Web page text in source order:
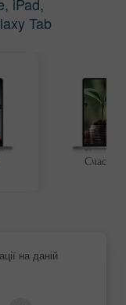
Tab
на даній